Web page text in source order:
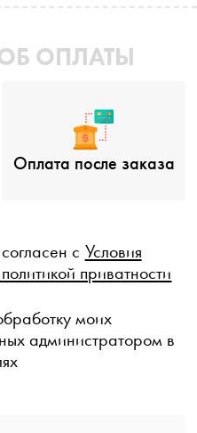
ОПЛАТЫ
Оплата после заказа
с Условия
приватности
моих
администратором в